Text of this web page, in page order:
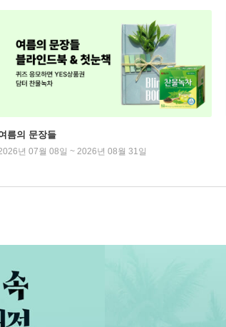
름의 문장들
년 07월 08일 ~ 2026년 08월 31일